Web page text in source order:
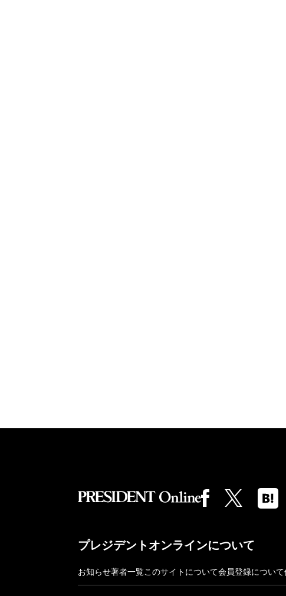
プレジデントオンラインについて
お知らせ著者一覧このサイトについて会員登録について